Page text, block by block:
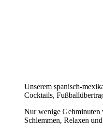
Unserem spanisch-
Cocktails,
Nur wenige Gehminuten
Schlemmen, Relaxen